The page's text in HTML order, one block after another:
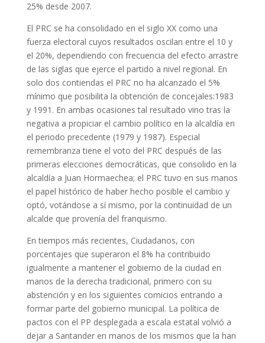
25% desde 2007.
El PRC se ha consolidado en el siglo XX como una
fuerza electoral cuyos resultados oscilan entre el 10 y
el 20%, dependiendo con frecuencia del efecto arrastre
de las siglas que ejerce el partido a nivel regional. En
solo dos contiendas el PRC no ha alcanzado el 5%
mínimo que posibilita la obtención de concejales:1983
y 1991. En ambas ocasiones tal resultado vino tras la
negativa a propiciar el cambio político en la alcaldía en
el periodo precedente (1979 y 1987). Especial
remembranza tiene el voto del PRC después de las
primeras elecciones democráticas, que consolido en la
alcaldía a Juan Hormaechea; el PRC tuvo en sus manos
el papel histórico de haber hecho posible el cambio y
optó, votándose a sí mismo, por la continuidad de un
alcalde que provenía del franquismo.
En tiempos más recientes, Ciudadanos, con
porcentajes que superaron el 8% ha contribuido
igualmente a mantener el gobierno de la ciudad en
manos de la derecha tradicional, primero con su
abstención y en los siguientes comicios entrando a
formar parte del gobierno municipal. La política de
pactos con el PP desplegada a escala estatal volvió a
dejar a Santander en manos de los mismos que la han